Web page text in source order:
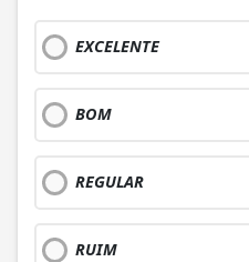
EXCELENTE
BOM
REGULAR
RUIM